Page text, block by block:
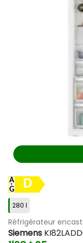
D
280 l
Réfrigérateur
Siemens